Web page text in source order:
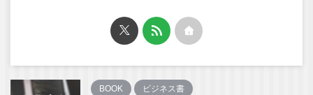
BOOK ビジネス書